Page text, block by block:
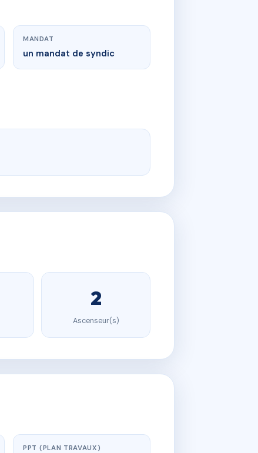
MANDAT
un mandat de syndic
2
Ascenseur(s)
PPT (PLAN TRAVAUX)